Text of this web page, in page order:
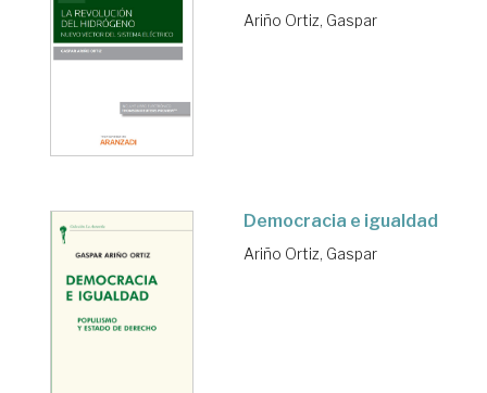
Ariño Ortiz, Gaspar
Democracia e igualdad
Ariño Ortiz, Gaspar